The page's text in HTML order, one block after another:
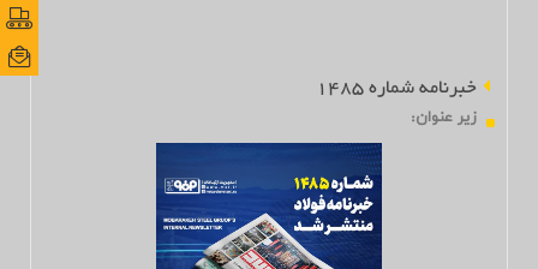
خبرنامه شماره 1485
زير عنوان: